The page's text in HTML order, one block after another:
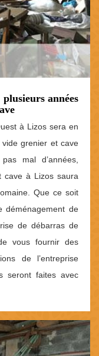
années
à Lizos sera en
grenier et cave
mal d’années,
cave à Lizos saura
Que ce soit
de
de débarras de
vous fournir des
de l’entreprise
seront faites avec